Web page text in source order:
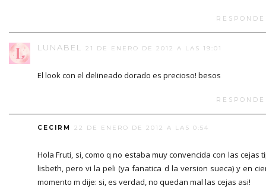
LUNABEL 21 DE ENERO DE 2012 A LAS 19:01
El look con el delineado dorado es precioso! besos
CECIRM 22 DE ENERO DE 2012 A LAS 0:54
Hola Fruti, si, como q no estaba muy convencida con las cejas
lisbeth, pero vi la peli (ya fanatica d la version sueca) y en
momento m dije: si, es verdad, no quedan mal las cejas asi!